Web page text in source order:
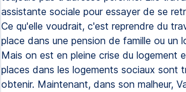
assistante sociale pour essayer de se
Ce qu'elle voudrait, c'est reprendre du
place dans une pension de famille ou un
Mais on est en pleine crise du logement
places dans les logements sociaux sont
obtenir. Maintenant, dans son malheur,